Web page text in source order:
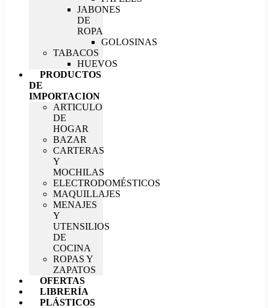
JABONES
DE
ROPA
GOLOSINAS
TABACOS
HUEVOS
PRODUCTOS
DE
IMPORTACION
ARTICULO
DE
HOGAR
BAZAR
CARTERAS
Y
MOCHILAS
ELECTRODOMÉSTICOS
MAQUILLAJES
MENAJES
Y
UTENSILIOS
DE
COCINA
ROPAS Y
ZAPATOS
OFERTAS
LIBRERÍA
PLÁSTICOS